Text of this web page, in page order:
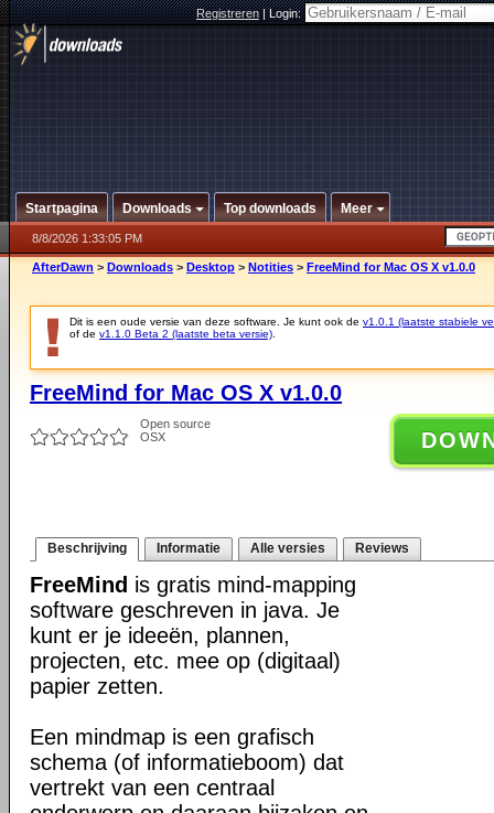
Registreren|Login:
Startpagina Downloads Top downloads Meer
8/8/2026 1:33:05 PM
AfterDawn > Downloads > Desktop > Notities > FreeMind for Mac OS X v1.0.0
Dit is een oude versie van deze software. Je kunt ook de v1.0.1 (laatste stabiele
of de v1.1.0 Beta 2 (laatste beta versie)
FreeMind for Mac OS X v1.0.0
Open source
OSX
Beschrijving Informatie Alle versies Reviews
FreeMind is gratis mind-mapping
software geschreven in java. Je
kunt er je ideeën, plannen,
projecten, etc. mee op (digitaal)
papier zetten.
Een mindmap is een grafisch
schema (of informatieboom) dat
vertrekt van een centraal